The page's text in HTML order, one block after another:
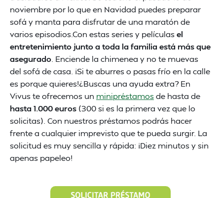
noviembre por lo que en Navidad puedes preparar
sofá y manta para disfrutar de una maratón de
varios episodios.Con estas series y películasel
entretenimiento junto a toda la familia está más que
asegurado. Enciende la chimenea y no te muevas
del sofá de casa. ¡Si te aburres o pasas frío en la calle
es porque quieres!¿Buscas una ayuda extra? En
Vivus te ofrecemos un minipréstamosde hasta de
hasta 1.000 euros (300 si es la primera vez que lo
solicitas). Con nuestros préstamos podrás hacer
frente a cualquier imprevisto que te pueda surgir. La
solicitud es muy sencilla y rápida: ¡Diez minutos y sin
apenas papeleo!